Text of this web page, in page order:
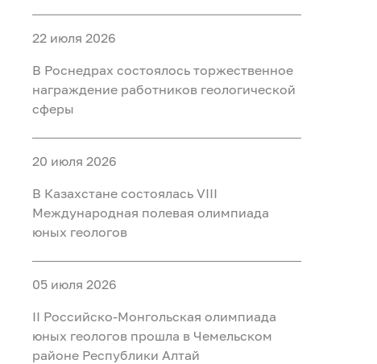
22 июля 2026
В Роснедрах состоялось торжественное
награждение работников геологической
сферы
20 июля 2026
В Казахстане состоялась VIII
Международная полевая олимпиада
юных геологов
05 июля 2026
II Российско‑Монгольская олимпиада
юных геологов прошла в Чемельском
районе Республики Алтай